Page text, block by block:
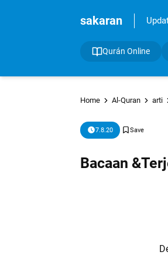
sakaran
Qurán Online
Home Al-Quran arti
7.8.20
Bacaan